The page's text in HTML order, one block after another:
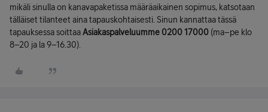
mikäli sinulla on kanavapaketissa määräaikainen sopimus, katsotaan
tälläiset tilanteet aina tapauskohtaisesti. Sinun kannattaa tässä
tapauksessa soittaaAsiakaspalveluumme 0200 17000 (ma–pe klo
8–20 ja la 9–16.30).